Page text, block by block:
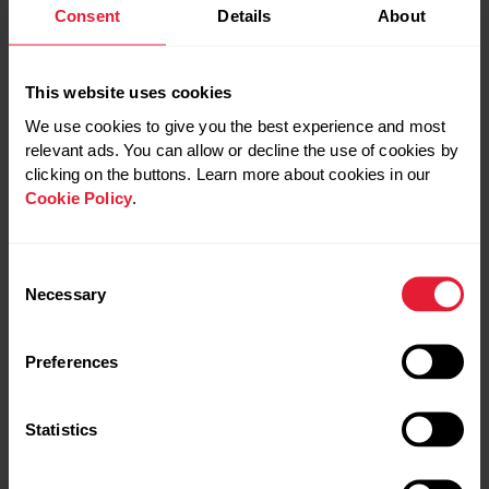
Consent Details About
This website uses cookies
We use cookies to give you the best experience and most
relevant ads. You can allow or decline the use of cookies by
clicking on the buttons. Learn more about cookies in our
Cookie Policy.
Selection
Necessary
Preferences
Statistics
CALCULER SA FC MAX GRÂCE À UN TEST
EN CONDITIONS RÉELLES
Outre les estimations et les tests, il existe une autre
méthode pour calculer votre fréquence cardiaque
maximale : enfilez vos chaussures de course, activez
votre montre cardio, et… courez !
votre fréquence cardiaque maximale, sans avoir recours à
des équipements de laboratoire. Le principe est simple :
commencez par bien vous échauffer, puis lancez-vous
dans un exercice qui vous demande de fournir un effort